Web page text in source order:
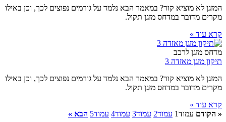
המזגן לא מוציא קור? במאמר הבא נלמד על גורמים נפוצים לכך, וכן באילו
מקרים מדובר במדחס מזגן תקול.
קרא עוד »
מדחס מזגן לרכב
תיקון מזגן מאזדה 3
המזגן לא מוציא קור? במאמר הבא נלמד על גורמים נפוצים לכך, וכן באילו
מקרים מדובר במדחס מזגן תקול.
קרא עוד »
« הקודם עמוד1 עמוד2 עמוד3 עמוד4 עמוד5 הבא »